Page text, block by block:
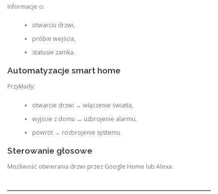
Informacje o:
otwarciu drzwi,
próbie wejścia,
statusie zamka.
Automatyzacje smart home
Przykłady:
otwarcie drzwi → włączenie światła,
wyjście z domu → uzbrojenie alarmu,
powrót → rozbrojenie systemu.
Sterowanie głosowe
Możliwość otwierania drzwi przez Google Home lub Alexa.